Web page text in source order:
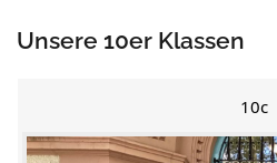
Unsere 10er Klassen
10c